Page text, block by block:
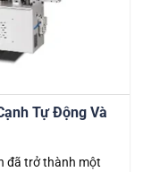
Tự Động Và
đã trở thành một